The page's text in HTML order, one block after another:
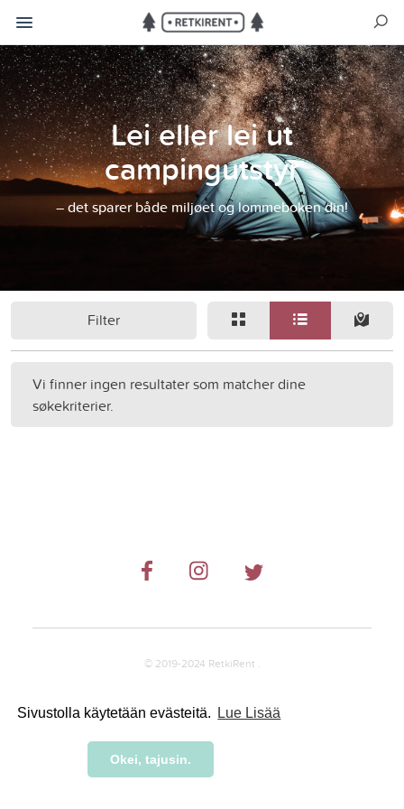
Sivustolla käytetään evästeitä. Lue Lisää
Okei, tajusin.
Lei eller lei ut
campingutstyr
– det sparer både miljøet og lommeboken din!
Filter
Vi finner ingen resultater som matcher dine
søkekriterier.
© 2019-2024 RetkiRent .